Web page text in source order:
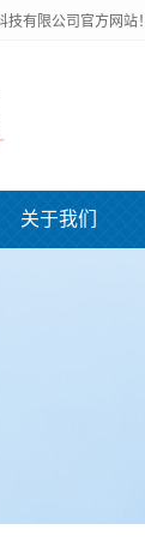
有限公司官方网站！
关于我们